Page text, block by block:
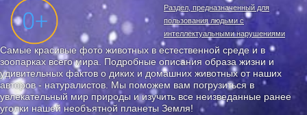
Раздел, предназначенный для
пользования людьми с
интеллектуальными нарушениями
Самые красивые фото животных в естественной среде и в
зоопарках всего мира. Подробные описания образа жизни и
удивительных фактов о диких и домашних животных от наших
авторов - натуралистов. Мы поможем вам погрузиться в
увлекательный мир природы и изучить все неизведанные ранее
уголки нашей необъятной планеты Земля!